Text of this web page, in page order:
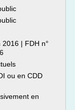
| FDH n°
ou en CDD
en